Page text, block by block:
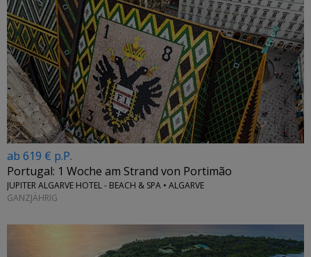
ab 619 € p.P.
Portugal: 1 Woche am Strand von Portimão
JUPITER ALGARVE HOTEL - BEACH & SPA • ALGARVE
GANZJÄHRIG